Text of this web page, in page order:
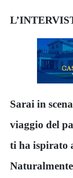
Sarai in
viaggio del
ti ha ispirato